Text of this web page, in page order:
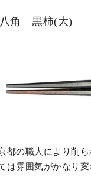
角 黒柿(大)
都の職人により削
は雰囲気がかなり変